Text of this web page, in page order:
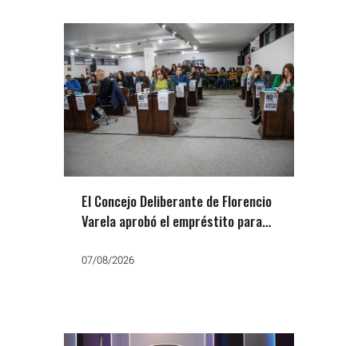
El Concejo Deliberante de Florencio
Varela aprobó el empréstito para
07/08/2026